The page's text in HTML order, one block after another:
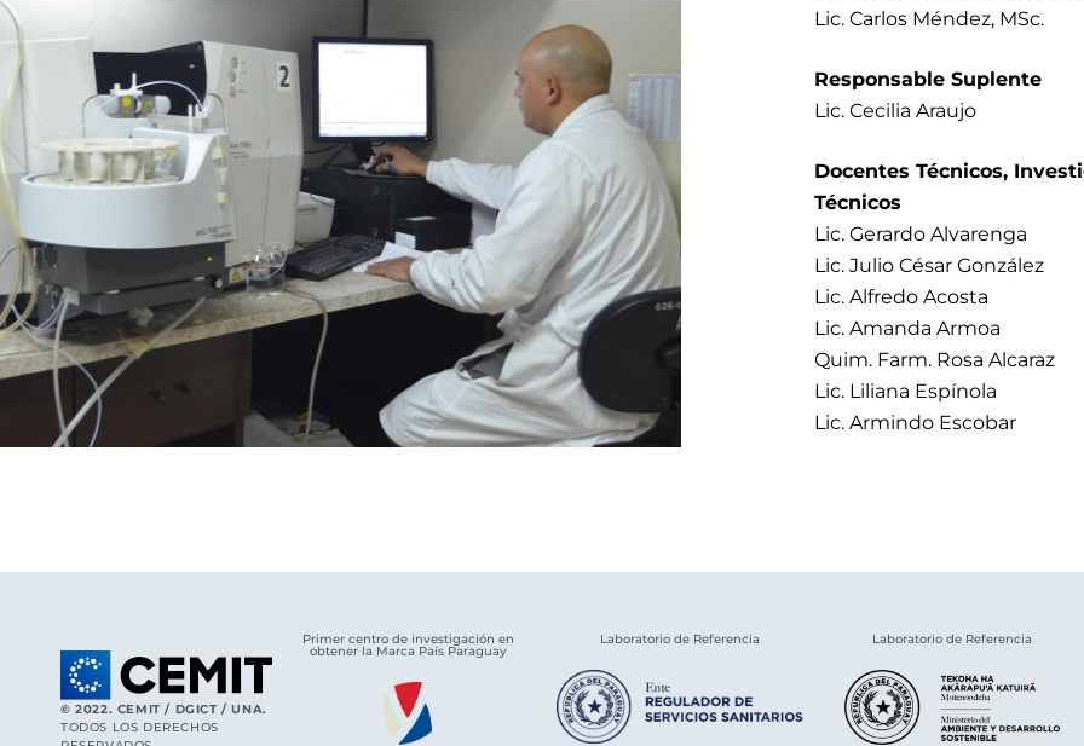
Lic. Carlos Méndez, MSc.
Responsable Suplente
Lic. Cecilia Araujo
Docentes Técnicos,
Técnicos
Lic. Gerardo Alvarenga
Lic. Julio César González
Lic. Alfredo Acosta
Lic. Amanda Armoa
Quim. Farm. Rosa Alcaraz
Lic. Liliana Espínola
Lic. Armindo Escobar
© 2022. CEMIT / DGICT / UNA.
TODOS LOS DERECHOS
Primer centro de investigación en
obtener la Marca País Paraguay
Laboratorio de Referencia Laboratorio de Referencia